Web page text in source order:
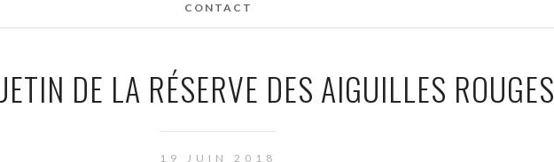
CONTACT
DE LA RÉSERVE DES AIGUILLES ROUGES
19 JUIN 2018